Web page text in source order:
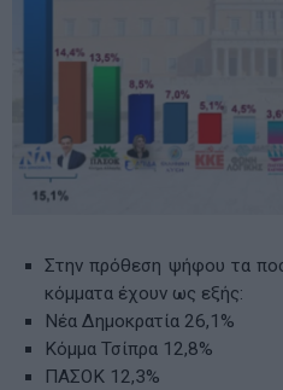
Στην πρόθεση ψήφου τα
κόμματα έχουν ως εξής:
Νέα Δημοκρατία 26,1%
Κόμμα Τσίπρα 12,8%
ΠΑΣΟΚ 12,3%